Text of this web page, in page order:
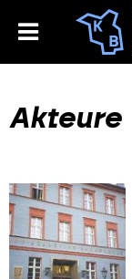
toggle
Akteure